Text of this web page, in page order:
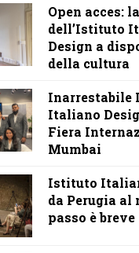
Open acces:
dell’Istituto
Design a
della cultura
Inarrestabile
Italiano
Fiera
Mumbai
Istituto
da Perugia al
passo è breve